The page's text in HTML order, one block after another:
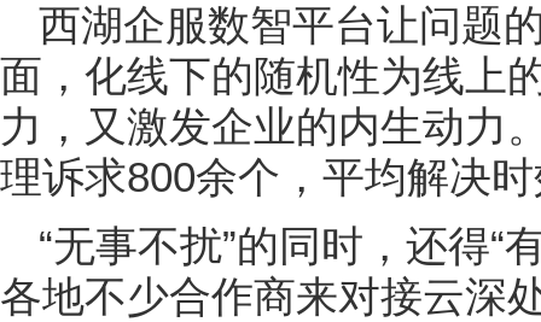
西湖企服数智平台让问题
面，化线下的随机性为线上
力，又激发企业的内生动力
理诉求800余个，平均解决
“无事不扰”的同时，还得“
各地不少合作商来对接云深